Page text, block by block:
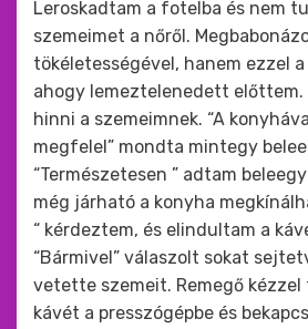
Leroskadtam a fotelba és nem
szemeimet a nőről.
tökéletességével, hanem ezzel
ahogy lemeztelenedett előttem.
hinni a szemeimnek. “A
megfelel” mondta mintegy
“Természetesen ” adtam
még járható a konyha
“ kérdeztem, és elindultam a
“Bármivel” válaszolt sokat
vetette szemeit. Remegő
kávét a presszógépbe és